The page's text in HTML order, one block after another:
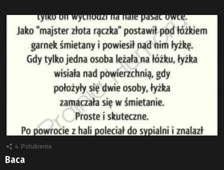
4 Polubienia
Baca